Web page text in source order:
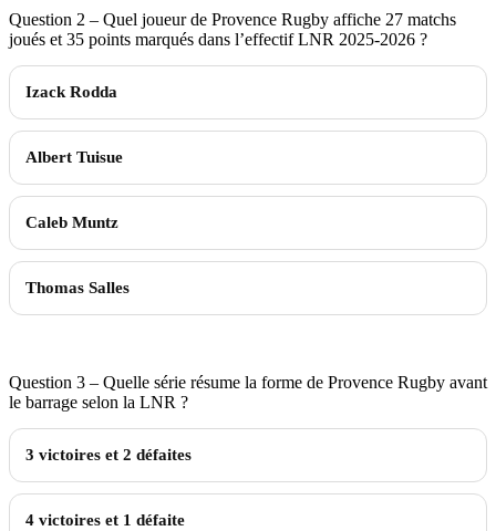
Question 2 – Quel joueur de Provence Rugby affiche 27 matchs
joués et 35 points marqués dans l’effectif LNR 2025-2026 ?
Izack Rodda
Albert Tuisue
Caleb Muntz
Thomas Salles
Question 3 – Quelle série résume la forme de Provence Rugby avant
le barrage selon la LNR ?
3 victoires et 2 défaites
4 victoires et 1 défaite